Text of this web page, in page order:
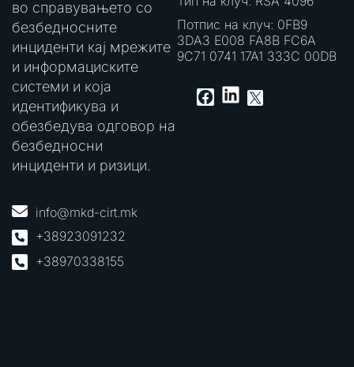
во справувањето со
безбедносните
инциденти кај мрежите
и информациските
системи и која
идентификува и
обезбедува одговор на
безбедносни
инциденти и ризици.
info@mkd-cirt.mk
+38923091232
+38970338155
Потпис на клуч: 0FB9
3DA3 E008 FA8B FC6A
9C71 0741 17A1 333C 00DB
Facebook
LinkedIn
X